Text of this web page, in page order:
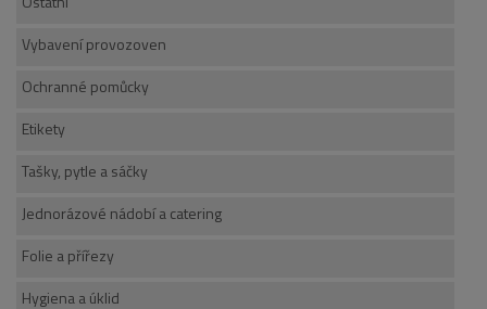
Vybavení provozoven
Ochranné pomůcky
Etikety
Tašky, pytle a sáčky
Jednorázové nádobí a catering
Folie a přířezy
Hygiena a úklid